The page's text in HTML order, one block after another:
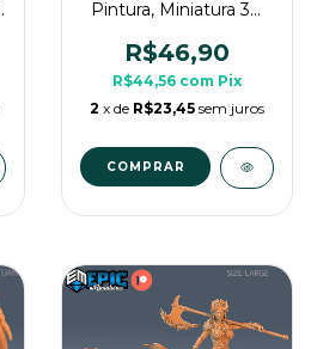
Pintura, Miniatura 3D
Mesa
R$46,90
R$44,56 com Pix
2 x de R$23,45 sem juros
COMPRAR